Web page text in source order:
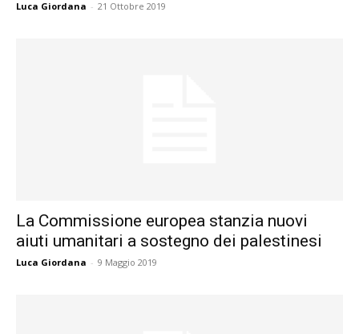
Luca Giordana - 21 Ottobre 2019
La Commissione europea stanzia nuovi
aiuti umanitari a sostegno dei palestinesi
Luca Giordana - 9 Maggio 2019